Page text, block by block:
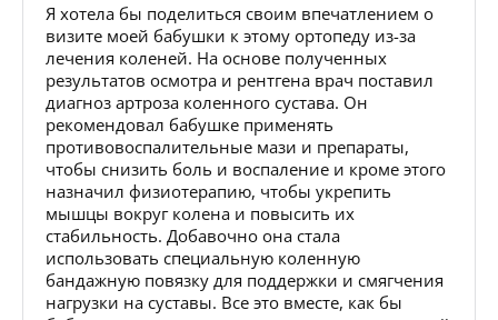
Я хотела бы поделиться своим впечатлением о
визите моей бабушки к этому ортопеду из-за
лечения коленей. На основе полученных
результатов осмотра и рентгена врач поставил
диагноз артроза коленного сустава. Он
рекомендовал бабушке применять
противовоспалительные мази и препараты,
чтобы снизить боль и воспаление и кроме этого
назначил физиотерапию, чтобы укрепить
мышцы вокруг колена и повысить их
стабильность. Добавочно она стала
использовать специальную коленную
бандажную повязку для поддержки и смягчения
нагрузки на суставы. Все это вместе, как бы